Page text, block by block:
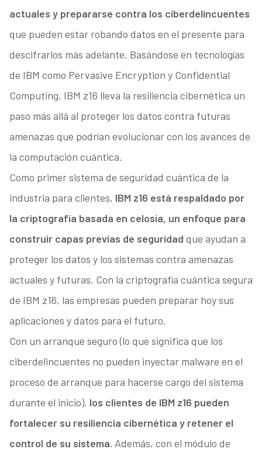
actuales y prepararse contra los ciberdelincuentes
que pueden estar robando datos en el presente para
descifrarlos más adelante. Basándose en tecnologías
de IBM como Pervasive Encryption y Confidential
Computing, IBM z16 lleva la resiliencia cibernética un
paso más allá al proteger los datos contra futuras
amenazas que podrían evolucionar con los avances de
la computación cuántica.
Como primer sistema de seguridad cuántica de la
industria para clientes, IBM z16 está respaldado por
la criptografía basada en celosía, un enfoque para
construir capas previas de seguridad que ayudan a
proteger los datos y los sistemas contra amenazas
actuales y futuras. Con la criptografía cuántica segura
de IBM z16, las empresas pueden preparar hoy sus
aplicaciones y datos para el futuro.
Con un arranque seguro (lo que significa que los
ciberdelincuentes no pueden inyectar malware en el
proceso de arranque para hacerse cargo del sistema
durante el inicio), los clientes de IBM z16 pueden
fortalecer su resiliencia cibernética y retener el
control de su sistema. Además, con el módulo de